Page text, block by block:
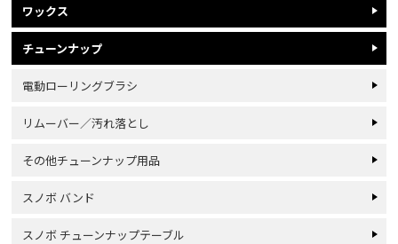
ワックス
チューンナップ
電動ローリングブラシ
リムーバー／汚れ落とし
その他チューンナップ用品
スノボ バンド
スノボ チューンナップテーブル